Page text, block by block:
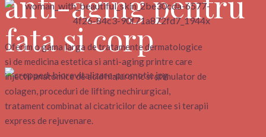
fata si corp
Oferim o gama larga de tratamente dermatologice
si de medicina estetica si anti-aging printre care
injectii anatomice de acid hialuronic si stimulator de
colagen, proceduri de lifting nechirurgical,
tratament combinat al cicatricilor de acnee si terapii
express de rejuvenare.